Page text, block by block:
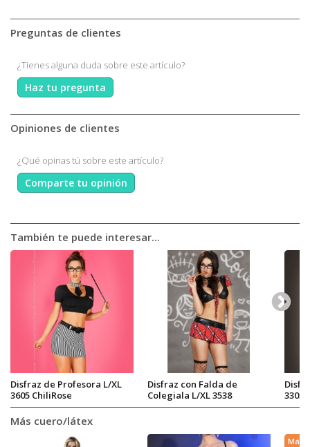
Preguntas de clientes
¿Tienes alguna duda sobre este artículo?
Haz tu pregunta
Opiniones de clientes
¿Qué opinas tú sobre este artículo?
Comparte tu opinión
También te puede interesar...
Disfraz de Profesora L/XL
3605 ChiliRose
Disfraz con Falda de
Colegiala L/XL 3538
ChiliRose
3305
Más cuero/látex
Más